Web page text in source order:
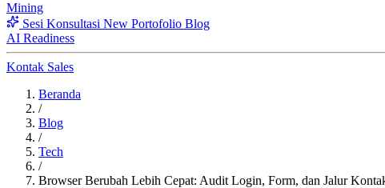
Mining
Sesi Konsultasi New Portofolio Blog
AI Readiness
Kontak Sales
Beranda
/
Blog
/
Tech
/
Browser Berubah Lebih Cepat: Audit Login, Form, dan Jalur